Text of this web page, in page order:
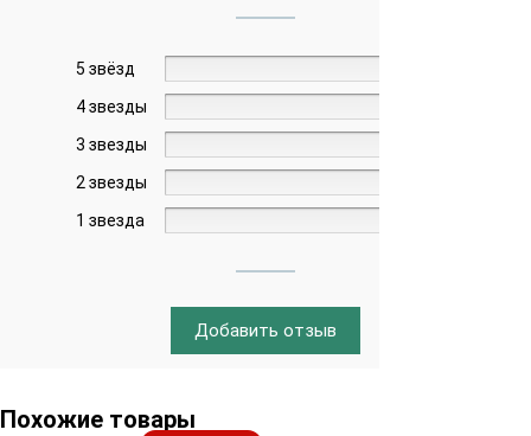
5 звёзд
4 звезды
3 звезды
2 звезды
1 звезда
Добавить отзыв
Похожие товары